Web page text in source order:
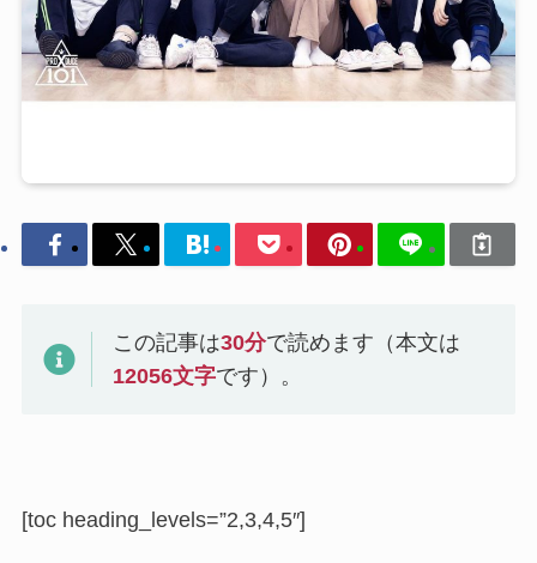
この記事は30分で読めます（本文は
12056文字です）。
[toc heading_levels=”2,3,4,5″]